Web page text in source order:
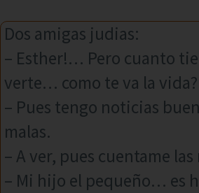
Dos amigas judias:
– Esther!… Pero cuanto
verte… como te va la vida?
– Pues tengo noticias
malas.
– A ver, pues cuentame
– Mi hijo el pequeño… es